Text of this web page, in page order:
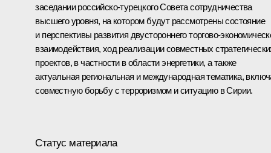
заседании российско-турецкого Совета сотрудничества
высшего уровня, на котором будут рассмотрены состояние
и перспективы развития двустороннего торгово-
взаимодействия, ход реализации совместных
проектов, в частности в области энергетики, а также
актуальная региональная и международная тематика,
совместную борьбу с терроризмом и ситуацию в Сирии.
Статус материала